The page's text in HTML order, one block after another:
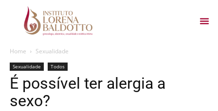
Home Sexualidade
Sexualidade Todos
É possível ter alergia a
sexo?